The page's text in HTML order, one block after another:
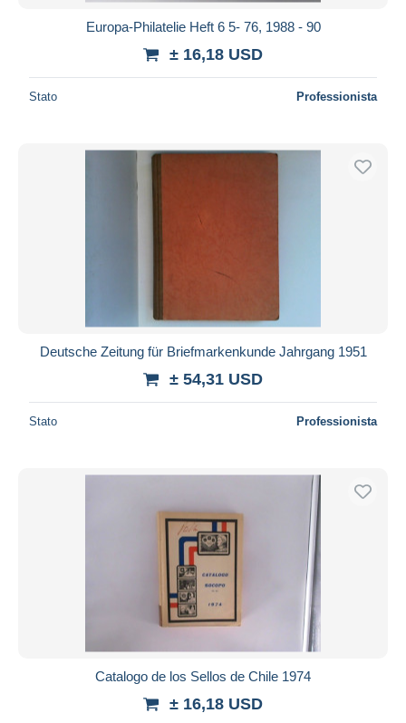
Europa-Philatelie Heft 6 5- 76, 1988 - 90
± 16,18 USD
Stato Professionista
Deutsche Zeitung für Briefmarkenkunde Jahrgang 1951
± 54,31 USD
Stato Professionista
Catalogo de los Sellos de Chile 1974
± 16,18 USD